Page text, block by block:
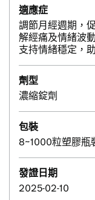
適應症
調節月經週期，
解經痛及情緒波
支持情緒穩定，
劑型
濃縮錠劑
包裝
8~1000粒塑膠瓶
發證日期
2025-02-10